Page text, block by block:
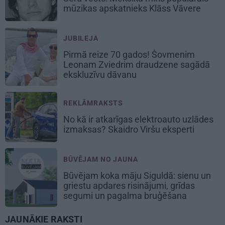
mūzikas apskatnieks Klāss Vāvere
JUBILEJA
Pirmā reize 70 gados! Šovmenim
Leonam Zviedrim draudzene sagādā
ekskluzīvu dāvanu
REKLĀMRAKSTS
No kā ir atkarīgas elektroauto uzlādes
izmaksas? Skaidro Viršu eksperti
BŪVĒJAM NO JAUNA
Būvējam koka māju Siguldā: sienu un
griestu apdares risinājumi, grīdas
segumi un pagalma bruģēšana
JAUNĀKIE RAKSTI